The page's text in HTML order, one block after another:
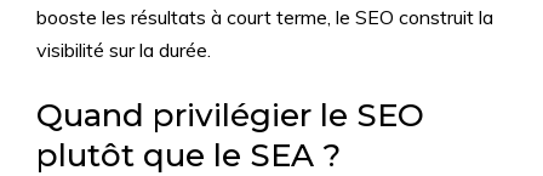
booste les résultats à court terme, le SEO construit la
visibilité sur la durée.
Quand privilégier le SEO
plutôt que le SEA ?